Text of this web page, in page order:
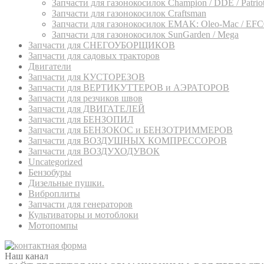
Запчасти для газонокосилок Champion / DDE /
Запчасти для газонокосилок Craftsman
Запчасти для газонокосилок EMAK: Oleo-Mac /
Запчасти для газонокосилок SunGarden / Mega
Запчасти для СНЕГОУБОРЩИКОВ
Запчасти для садовых тракторов
Двигатели
Запчасти для КУСТОРЕЗОВ
Запчасти для ВЕРТИКУТТЕРОВ и АЭРАТОРОВ
Запчасти для резчиков швов
Запчасти для ДВИГАТЕЛЕЙ
Запчасти для БЕНЗОПИЛ
Запчасти для БЕНЗОКОС и БЕНЗОТРИММЕРОВ
Запчасти для ВОЗДУШНЫХ КОМПРЕССОРОВ
Запчасти для ВОЗДУХОДУВОК
Uncategorized
Бензобуры
Дизельные пушки.
Виброплиты
Запчасти для генераторов
Культиваторы и мотоблоки
Мотопомпы
Наш канал